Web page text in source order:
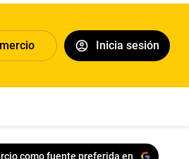
Inicia sesión
como fuente preferida en